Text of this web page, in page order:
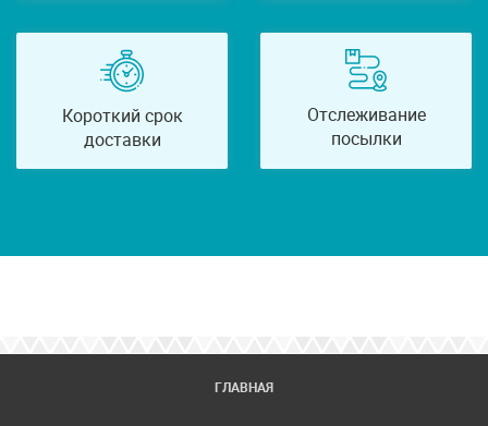
Короткий срок
доставки
Отслеживание
посылки
ГЛАВНАЯ